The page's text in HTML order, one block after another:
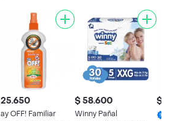
OFF! Familiar
$ 58.600
Winny Pañal
$